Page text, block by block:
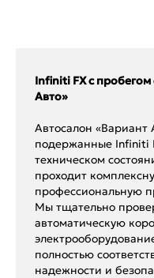
Infiniti FX с пробегом
Авто»
Автосалон «Вариант
подержанные Infiniti
техническом
проходит
профессиональную
Мы тщательно
автоматическую
полностью
надежности и